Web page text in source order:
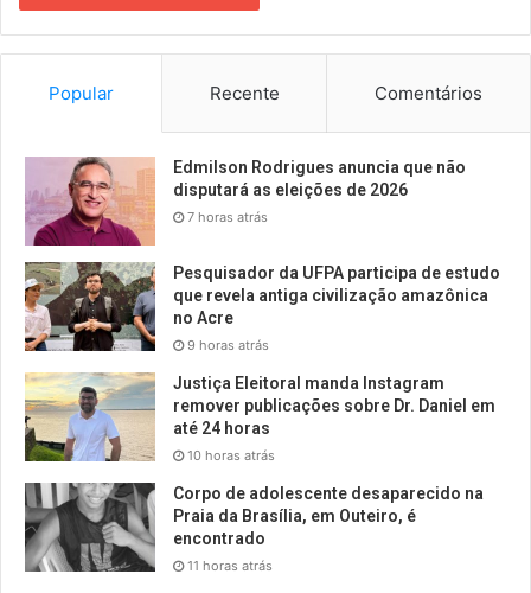
Popular Recente Comentários
Edmilson Rodrigues anuncia que não
disputará as eleições de 2026
7 horas atrás
Pesquisador da UFPA participa de estudo
que revela antiga civilização amazônica
no Acre
9 horas atrás
Justiça Eleitoral manda Instagram
remover publicações sobre Dr. Daniel em
até 24 horas
10 horas atrás
Corpo de adolescente desaparecido na
Praia da Brasília, em Outeiro, é
encontrado
11 horas atrás